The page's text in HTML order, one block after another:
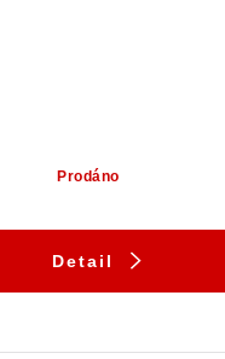
Prodáno
Detail